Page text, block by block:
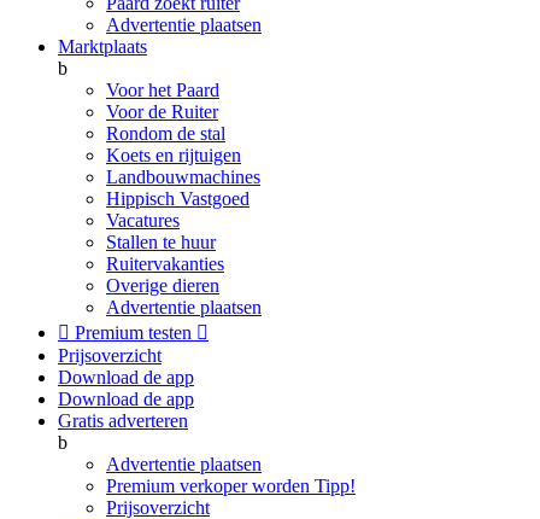
Advertentie plaatsen
Marktplaats
b
Voor het Paard
Voor de Ruiter
Rondom de stal
Koets en rijtuigen
Landbouwmachines
Hippisch Vastgoed
Vacatures
Stallen te huur
Ruitervakanties
Overige dieren
Advertentie plaatsen
 Premium testen 
Prijsoverzicht
Download de app
Download de app
Gratis adverteren
b
Advertentie plaatsen
Premium verkoper worden Tipp!
Prijsoverzicht